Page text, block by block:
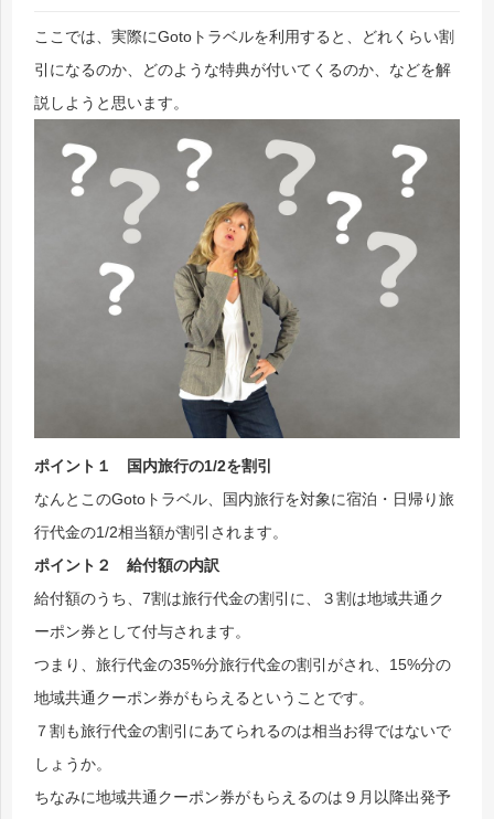
ここでは、実際にGotoトラベルを利用すると、どれくらい割
引になるのか、どのような特典が付いてくるのか、などを解
説しようと思います。
ポイント１ 国内旅行の1/2を割引
なんとこのGotoトラベル、国内旅行を対象に宿泊・日帰り旅
行代金の1/2相当額が割引されます。
ポイント２ 給付額の内訳
給付額のうち、7割は旅行代金の割引に、３割は地域共通ク
ーポン券として付与されます。
つまり、旅行代金の35%分旅行代金の割引がされ、15%分の
地域共通クーポン券がもらえるということです。
７割も旅行代金の割引にあてられるのは相当お得ではないで
しょうか。
ちなみに地域共通クーポン券がもらえるのは９月以降出発予